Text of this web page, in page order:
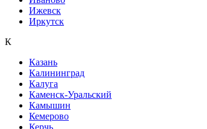
Ижевск
Иркутск
К
Казань
Калининград
Калуга
Каменск-Уральский
Камышин
Кемерово
Керчь